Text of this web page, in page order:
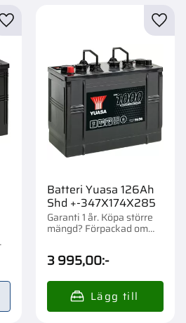
Lägg till i favoriter
Batteri Yuasa 126Ah
Shd +-347X174X285
Garanti 1 år. Köpa större
mängd? Förpackad om
3 995,00:-